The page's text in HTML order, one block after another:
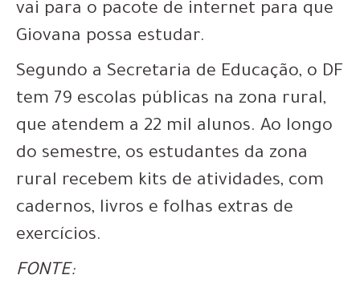
vai para o pacote de internet para que
Giovana possa estudar.
Segundo a Secretaria de Educação, o DF
tem 79 escolas públicas na zona rural,
que atendem a 22 mil alunos. Ao longo
do semestre, os estudantes da zona
rural recebem kits de atividades, com
cadernos, livros e folhas extras de
exercícios.
FONTE: